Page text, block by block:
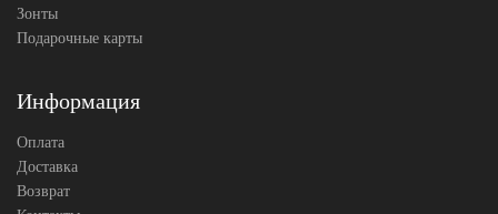
Зонты
Подарочные карты
Информация
Оплата
Доставка
Возврат